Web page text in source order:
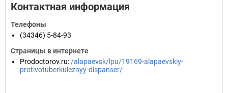
Контактная информация
Телефоны
(34346) 5-84-93
Страницы в интернете
Prodoctorov.ru: /alapaevsk/lpu/19169-alapaevskiy-
protivotuberkuleznyy-dispanser/